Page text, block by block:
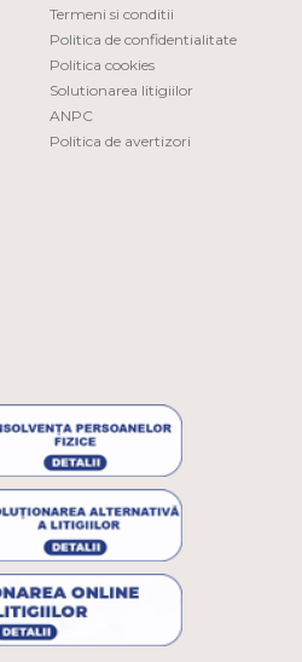
Termeni si conditii
Politica de confidentialitate
Politica cookies
Solutionarea litigiilor
ANPC
Politica de avertizori